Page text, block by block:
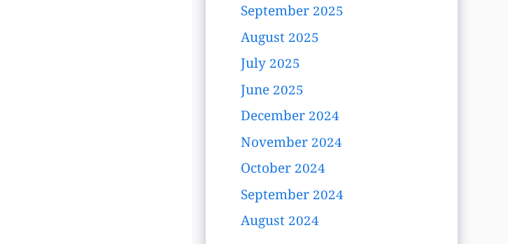
September 2025
August 2025
July 2025
June 2025
December 2024
November 2024
October 2024
September 2024
August 2024